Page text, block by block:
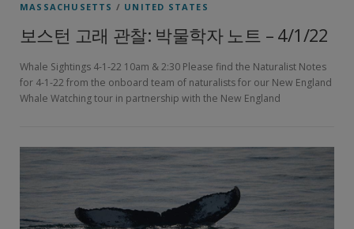
MASSACHUSETTS / UNITED STATES
보스턴 고래 관찰: 박물학자 노트 – 4/1/22
Whale Sightings 4-1-22 10am & 2:30 Please find the Naturalist Notes
for 4-1-22 from the onboard team of naturalists for our New England
Whale Watching tour in partnership with the New England